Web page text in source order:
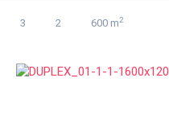
3 2 600 m2